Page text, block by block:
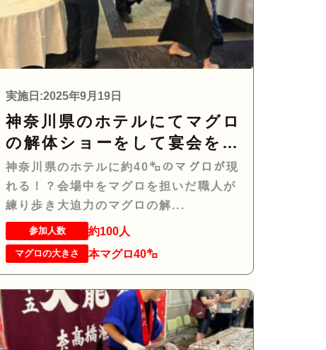
実施日:2025年9月19日
神奈川県のホテルにてマグロ
の解体ショーをして宴会を盛
り上げるお手伝いをさせて頂
きました。
神奈川県のホテルに約40㌔のマグロが現
れる！？会場中をマグロを担いだ職人が
練り歩き大迫力のマグロの解...
参加人数 約100人
マグロの大きさ 本マグロ40㌔